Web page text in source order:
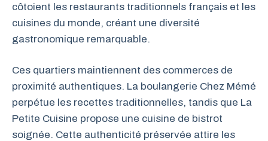
côtoient les restaurants traditionnels français et les
cuisines du monde, créant une diversité
gastronomique remarquable.
Ces quartiers maintiennent des commerces de
proximité authentiques. La boulangerie Chez Mémé
perpétue les recettes traditionnelles, tandis que La
Petite Cuisine propose une cuisine de bistrot
soignée. Cette authenticité préservée attire les